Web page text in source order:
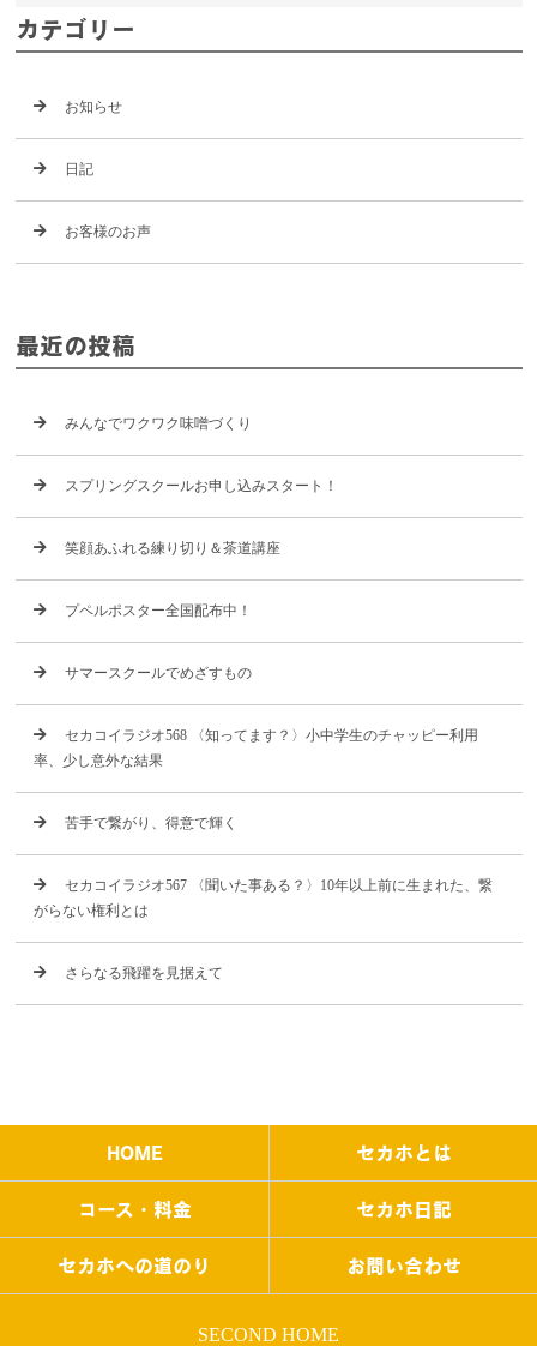
カテゴリー
お知らせ
日記
お客様のお声
最近の投稿
みんなでワクワク味噌づくり
スプリングスクールお申し込みスタート！
笑顔あふれる練り切り＆茶道講座
プペルポスター全国配布中！
サマースクールでめざすもの
セカコイラジオ568 〈知ってます？〉小中学生のチャッピー利用
率、少し意外な結果
苦手で繋がり、得意で輝く
セカコイラジオ567 〈聞いた事ある？〉10年以上前に生まれた、繋
がらない権利とは
さらなる飛躍を見据えて
HOME セカホとは
コース・料金 セカホ日記
セカホへの道のり お問い合わせ
SECOND HOME